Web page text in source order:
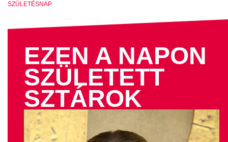
SZÜLETÉSNAP
EZEN A NAPON
SZÜLETETT
SZTÁROK